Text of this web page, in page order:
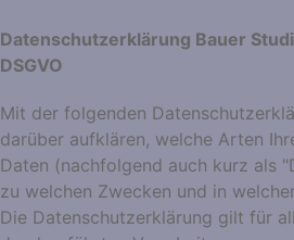
Datenschutzerklärung Bauer
DSGVO
Mit der folgenden
darüber aufklären, welche Arten
Daten (nachfolgend auch kurz als
zu welchen Zwecken und in
Die Datenschutzerklärung gilt für